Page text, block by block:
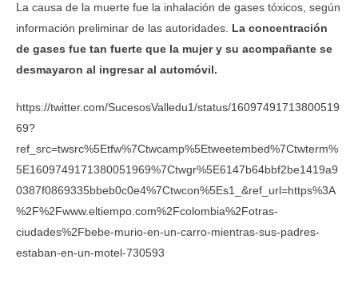
La causa de la muerte fue la inhalación de gases tóxicos, según
información preliminar de las autoridades. La concentración
de gases fue tan fuerte que la mujer y su acompañante se
desmayaron al ingresar al automóvil.
https://twitter.com/SucesosValledu1/status/16097491713800519
69?
ref_src=twsrc%5Etfw%7Ctwcamp%5Etweetembed%7Ctwterm%
5E1609749171380051969%7Ctwgr%5E6147b64bbf2be1419a9
0387f0869335bbeb0c0e4%7Ctwcon%5Es1_&ref_url=https%3A
%2F%2Fwww.eltiempo.com%2Fcolombia%2Fotras-
ciudades%2Fbebe-murio-en-un-carro-mientras-sus-padres-
estaban-en-un-motel-730593